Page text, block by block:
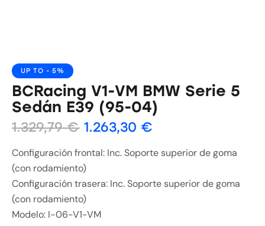
UP TO - 5%
BCRacing V1-VM BMW Serie 5
Sedán E39 (95-04)
1.329,79€ 1.263,30 €
Configuración frontal: Inc. Soporte superior de goma
(con rodamiento)
Configuración trasera: Inc. Soporte superior de goma
(con rodamiento)
Modelo: I-06-V1-VM